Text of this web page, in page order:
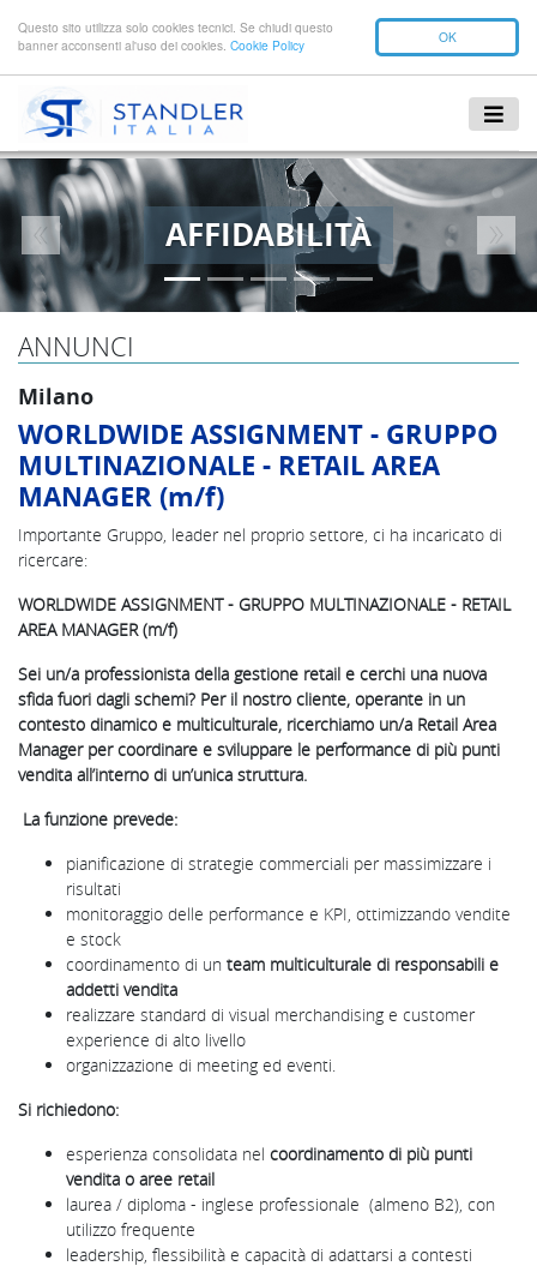
OK
Questo sito utilizza solo cookies tecnici. Se chiudi questo
banner acconsenti al'uso dei cookies. Cookie Policy
AFFIDABILITÀ
Previous Next
ANNUNCI
Milano
WORLDWIDE ASSIGNMENT - GRUPPO
MULTINAZIONALE - RETAIL AREA
MANAGER (m/f)
Importante Gruppo, leader nel proprio settore, ci ha incaricato di
ricercare:
WORLDWIDE ASSIGNMENT - GRUPPO MULTINAZIONALE - RETAIL
AREA MANAGER (m/f)
Sei un/a professionista della gestione retail e cerchi una nuova
sfida fuori dagli schemi? Per il nostro cliente, operante in un
contesto dinamico e multiculturale, ricerchiamo un/a Retail Area
Manager per coordinare e sviluppare le performance di più punti
vendita all’interno di un’unica struttura.
La funzione prevede:
pianificazione di strategie commerciali per massimizzare i
risultati
monitoraggio delle performance e KPI, ottimizzando vendite
e stock
coordinamento di un team multiculturale di responsabili e
addetti vendita
realizzare standard di visual merchandising e customer
experience di alto livello
organizzazione di meeting ed eventi.
Si richiedono:
esperienza consolidata nel coordinamento di più punti
vendita o aree retail
laurea / diploma - inglese professionale (almeno B2), con
utilizzo frequente
leadership, flessibilità e capacità di adattarsi a contesti